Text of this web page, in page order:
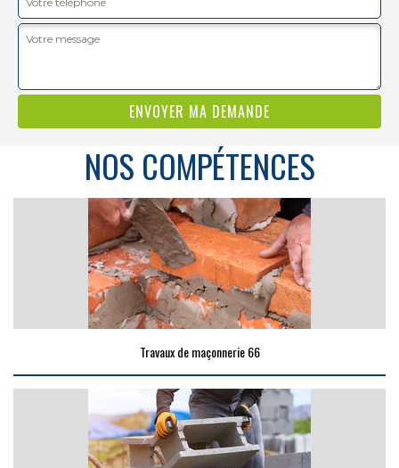
NOS COMPÉTENCES
Travaux de maçonnerie 66